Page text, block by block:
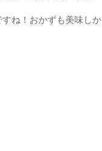
ね！おかずも美味しか